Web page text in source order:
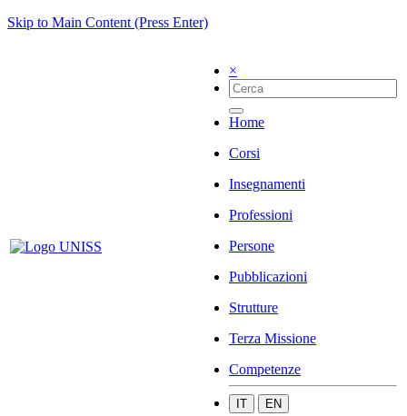
Skip to Main Content (Press Enter)
×
Home
Corsi
Insegnamenti
Professioni
Persone
Pubblicazioni
Strutture
Terza Missione
Competenze
IT EN